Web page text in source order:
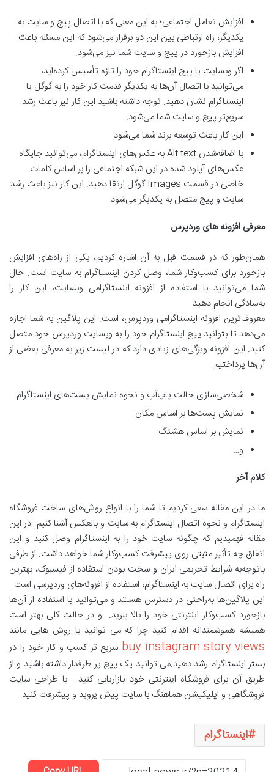
افزایش تعامل اجتماعی؛ به این معنی که با اتصال پیج و سایت به
یکدیگر، راه ارتباطی بین این دو برقرار می‌شود که این مسئله باعث
افزایش بازخورد در پیج و سایت شما نیز می‌شود.
اگر وب‎سایت یا پیج اینستاگرام خود را تازه تأسیس کرده‌اید،
می‌توانید با اتصال آن‌ها به یکدیگر قدمت کار خود را به گوگل یا
اینستاگرام نشان دهید. توجه داشته باشید این کار نیز باعث رشد
سریع‌تر پیج و سایت شما می‌شود.
این کار باعث توسعه برند شما می‌شود
با اضافه‌‌شدن Alt text به عکس‌های اینستاگرام، می‌توانید جایگاه
عکس‌های آپلود شده در این شبکه اجتماعی را بر اساس کلمات
خاصی در قسمت Images گوگل ارتقا دهید. این کار نیز باعث رشد
سایت و پیج متصل به یکدیگر می‌شود.
معرفی افزونه های وردپرس
همان‌طور که در قسمت قبل به آن اشاره کردیم، یکی از راه‌های افزایش
بازخورد برای کسب‌وکار شما، وصل کردن اینستاگرام به سایت است. حال
شما می‌توانید با استفاده از افزونه‌ اینستاگرامی وبسایت، این کار را
به‌سادگی انجام دهید.
معروف‌ترین افزونه اینستاگرامی وردپرس، است. این پلاگین به شما اجازه
می‌دهد تا بتوانید پیج اینستاگرام خود را به وبسایت وردپرس خود متصل
کنید. این افزونه ویژگی‌های زیادی دارد که در لیست زیر به معرفی بعضی از
آن‌ها پرداختیم.
شخصی‌سازی حالت پاپ‌آپ و نحوه نمایش پست‌های اینستاگرام
نمایش پست‌ها بر اساس مکان
نمایش بر اساس هشتگ
و…
کلام آخر
ما در این مقاله سعی کردیم تا شما را با انواع روش‌های ساخت فروشگاه
اینستاگرام و نحوه اتصال اینستاگرام به سایت و بالعکس آشنا کنیم. در این
مقاله فهمیدیم که چگونه سایت خود را به اینستاگرام وصل کنید و این
اتفاق چه تأثیر مثبتی روی پیشرفت کسب‌وکار شما خواهد داشت. از طرفی
باتوجه‌به شرایط تحریمی ایران و سخت بودن استفاده از فیسبوک، بهترین
راه برای اتصال سایت به اینستاگرام، استفاده از افزونه‌های وردپرسی است.
این پلاگین‌ها به‌راحتی در دسترس هستند و می‌توانید با استفاده از آن‌ها
بازخورد کسب‌وکار اینترنتی خود را بالا ببرید. و در حالت کلی بهتر است
همیشه هموشمندانه اقدام کنید چرا که می توانید با روش هایی مانند
buy instagram story views سریع تر کسب و کار خود را در
بستر اینستاگرام رشد دهید.می توانید یک پیج پر طرفدار داشته باشید و از
طریق آن برای فروشگاه اینترنتی خود بازاریابی کنید. با طراحی سایت
فروشگاهی و اپلیکیشن هماهنگ با سایت پیش یروید و پیشرفت کنید.
اینستاگرام